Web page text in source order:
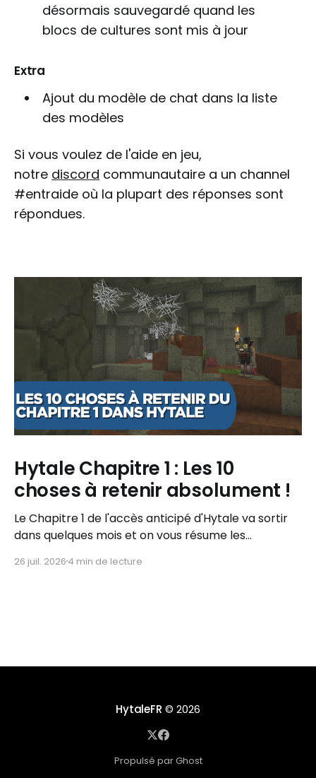
désormais sauvegardé quand les
blocs de cultures sont mis à jour
Extra
Ajout du modèle de chat dans la liste
des modèles
Si vous voulez de l'aide en jeu,
notre discord communautaire a un channel
#entraide où la plupart des réponses sont
répondues.
Hytale Chapitre 1 : Les 10
choses à retenir absolument !
Le Chapitre 1 de l'accès anticipé d'Hytale va sortir
dans quelques mois et on vous résume les
26 juil. 2026 4 min de lecture
HytaleFR © 2026
Propulsé par Ghost